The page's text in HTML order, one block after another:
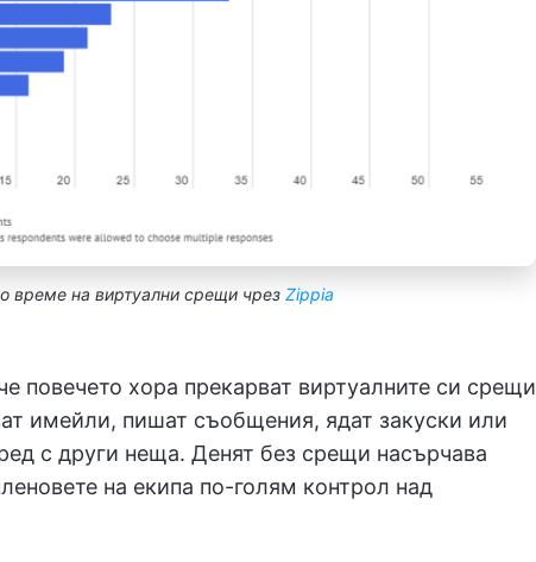
време на виртуални срещи чрез Zippia
повечето хора прекарват виртуалните си срещи
имейли, пишат съобщения, ядат закуски или
с други неща. Денят без срещи насърчава
на екипа по-голям контрол над